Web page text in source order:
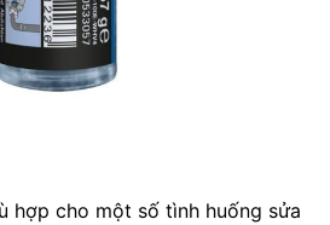
hợp cho một số tình huống sửa